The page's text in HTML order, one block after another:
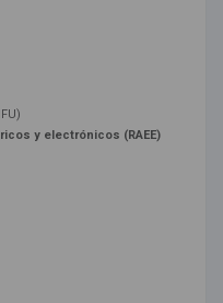
y electrónicos (RAEE)